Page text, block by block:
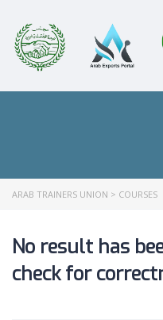
ARAB TRAINERS UNION > COURSES
No result has
check for